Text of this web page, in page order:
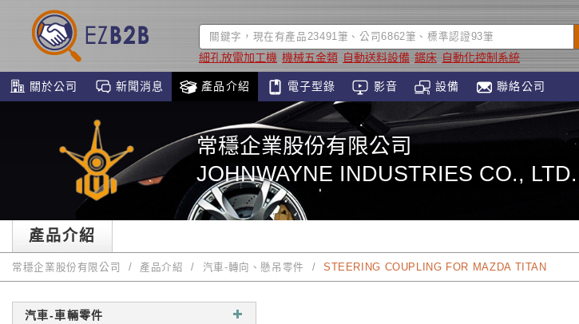
細孔放電加工機 機械五金類 自動送料設備 鋸床 自動化控制系統
關於公司 新聞消息 產品介紹 電子型錄 影音 設備 聯絡公司
常穩企業股份有限公司
JOHNWAYNE INDUSTRIES CO., LTD.
產品介紹
常穩企業股份有限公司 產品介紹 汽車-轉向、懸吊零件 STEERING COUPLING FOR MAZDA TITAN
汽車-車輛零件